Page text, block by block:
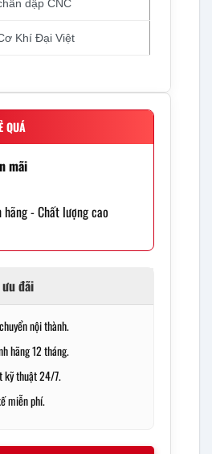
dập CNC
Khí Đại Việt
QUÁ
mãi
hãng - Chất lượng cao
đãi
nội thành.
hãng 12 tháng.
kỹ thuật 24/7.
miễn phí.